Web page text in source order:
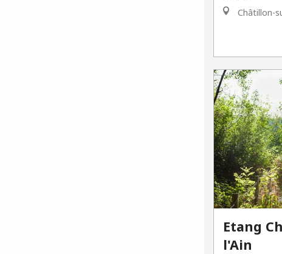
Châtillon-
Etang
l'Ain